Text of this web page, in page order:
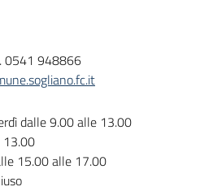
0541 948866
dalle 9.00 alle 13.00
13.00
15.00 alle 17.00